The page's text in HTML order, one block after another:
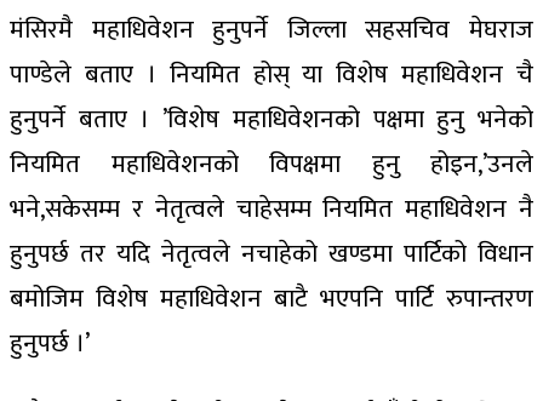
मंसिरमै महाधिवेशन हुनुपर्ने जिल्ला सहसचिव मेघराज
पाण्डेले बताए । नियमित होस् या विशेष महाधिवेशन चै
हुनुपर्ने बताए । ’विशेष महाधिवेशनको पक्षमा हुनु भनेको
नियमित महाधिवेशनको विपक्षमा हुनु होइन,’उनले
भने,सकेसम्म र नेतृत्वले चाहेसम्म नियमित महाधिवेशन नै
हुनुपर्छ तर यदि नेतृत्वले नचाहेको खण्डमा पार्टिको विधान
बमोजिम विशेष महाधिवेशन बाटै भएपनि पार्टि रुपान्तरण
हुनुपर्छ ।’